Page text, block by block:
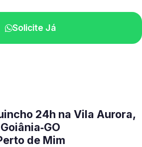
Solicite Já
24h na Vila Aurora,
Goiânia‑GO
de Mim